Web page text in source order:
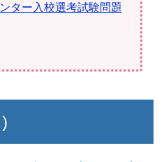
ター入校選考試験問題